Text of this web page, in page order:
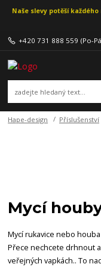
Naše slevy potěší
+420 731 888 559 (Po-
Hape-design Příslušenství
Mycí
Mycí rukavice nebo
Přece nechcete drhnout
veřejných vapkách.. To